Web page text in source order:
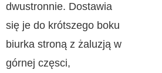
dwustronnie. Dostawia
się je do krótszego boku
biurka stroną z żaluzją w
górnej częsci,